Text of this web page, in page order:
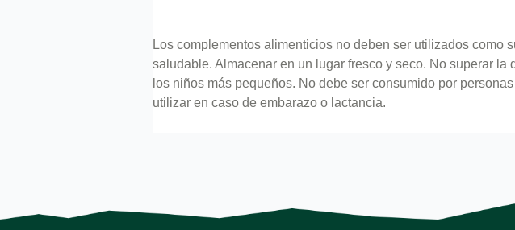
Los complementos alimenticios no deben ser utilizados como
saludable. Almacenar en un lugar fresco y seco. No superar
los niños más pequeños. No debe ser consumido por
utilizar en caso de embarazo o lactancia.